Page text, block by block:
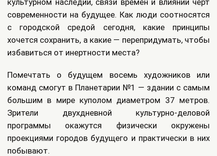
культурном наследии, связи времен и влиянии черт
современности на будущее. Как люди соотносятся
с городской средой сегодня, какие принципы
хочется сохранить, а какие — перепридумать, чтобы
избавиться от инертности места?
Помечтать о будущем восемь художников или
команд смогут в Планетарии №1 — здании с самым
большим в мире куполом диаметром 37 метров.
Зрители двухдневной культурно-деловой
программы окажутся физически окружены
проекциями городов будущего и практически в них
побывают.